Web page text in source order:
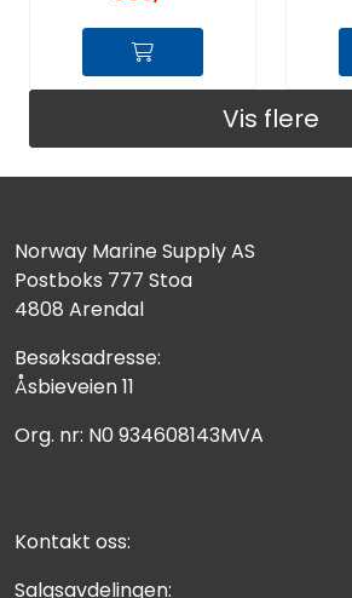
Vis flere
Norway Marine Supply AS
Postboks 777 Stoa
4808 Arendal
Besøksadresse:
Åsbieveien 11
Org. nr: N0 934608143MVA
Kontakt oss:
Salgsavdelingen: